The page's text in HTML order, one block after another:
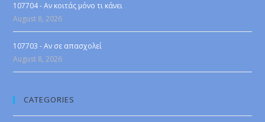
107704 - Αν κοιτάς μόνο τι κάνει
August 8, 2026
107703 - Αν σε απασχολεί
August 8, 2026
CATEGORIES